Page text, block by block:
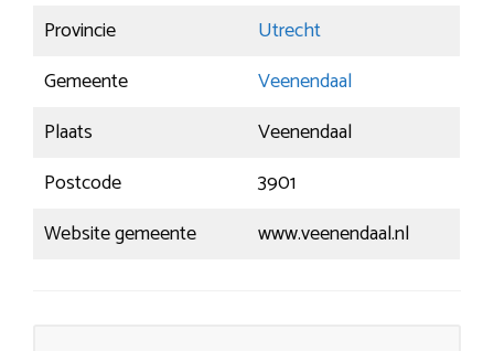
Provincie
Utrecht
Gemeente
Veenendaal
Plaats
Veenendaal
Postcode
3901
Website gemeente
www.veenendaal.nl